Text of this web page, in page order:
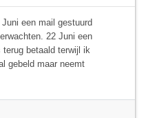
een mail gestuurd
22 Juni een
betaald terwijl ik
gebeld maar neemt